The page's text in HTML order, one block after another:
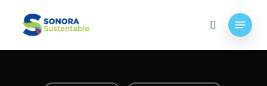
content
search
Menu